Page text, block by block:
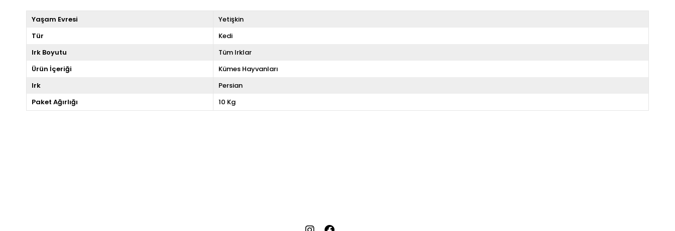
Yaşam Evresi
Yetişkin
Tür
Kedi
Irk Boyutu
Tüm Irklar
Ürün İçeriği
Kümes Hayvanları
Irk
Persian
Paket Ağırlığı
10 Kg